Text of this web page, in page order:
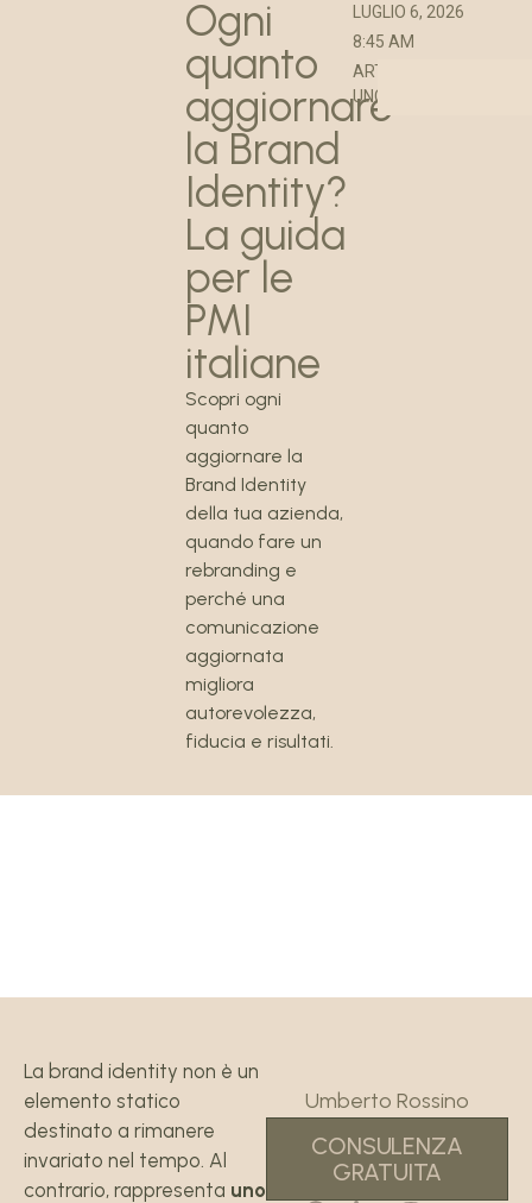
Ogni
quanto
aggiornare
la Brand
Identity?
La guida
per le
PMI
italiane
Scopri ogni
quanto
aggiornare la
Brand Identity
della tua azienda,
quando fare un
rebranding e
perché una
comunicazione
aggiornata
migliora
autorevolezza,
fiducia e risultati.
LUGLIO 6, 2026
8:45 AM
ARTICOLO SITI WEB
UNCATEGORIZED
La brand identity non è un
elemento statico
destinato a rimanere
invariato nel tempo. Al
contrario, rappresenta uno
Umberto Rossino
CONSULENZA
GRATUITA